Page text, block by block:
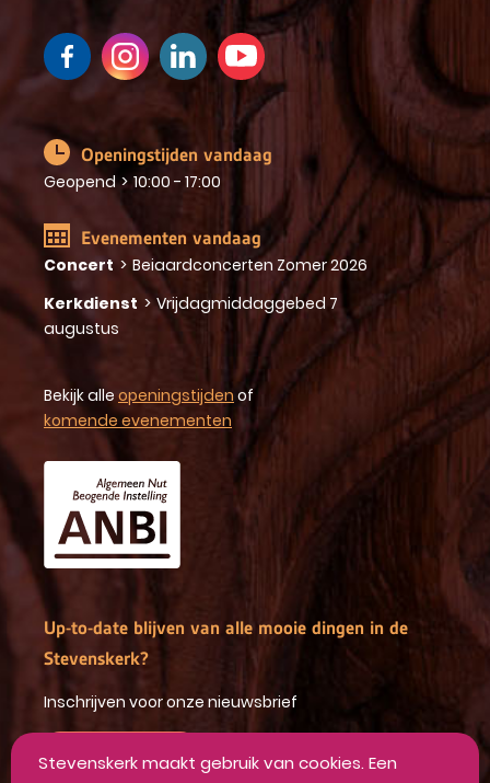
Openingstijden vandaag
Geopend > 10:00 - 17:00
Evenementen vandaag
Concert > Beiaardconcerten Zomer 2026
Kerkdienst > Vrijdagmiddaggebed 7
augustus
Bekijk alle openingstijden of
komende evenementen
Up-to-date blijven van alle mooie dingen in de
Stevenskerk?
Inschrijven voor onze nieuwsbrief
Stevenskerk maakt gebruik van cookies. Een